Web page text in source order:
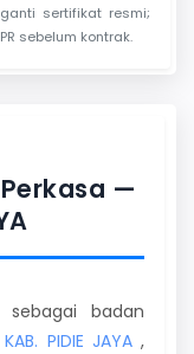
sertifikat resmi;
sebelum kontrak.
—
badan
KAB. PIDIE JAYA,